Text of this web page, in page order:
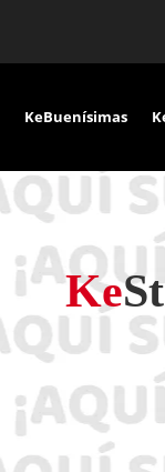
KeBuenísimas
Ke